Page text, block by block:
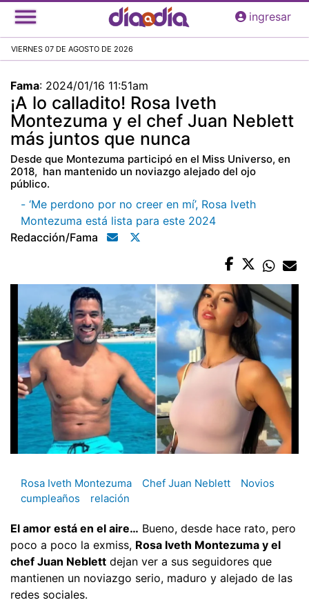
Pasar
al
principal
ingresar
VIERNES 07 DE AGOSTO DE 2026
Fama: 2024/01/16 11:51am
¡A lo calladito! Rosa Iveth
Montezuma y el chef Juan Neblett
más juntos que nunca
Desde que Montezuma participó en el Miss Universo, en
2018, han mantenido un noviazgo alejado del ojo
público.
- ‘Me perdono por no creer en mí’, Rosa Iveth
Montezuma está lista para este 2024
Redacción/fama
Rosa Iveth Montezuma Chef Juan Neblett
Novios
cumpleaños
relación
El amor está en el aire… Bueno, desde hace rato, pero
poco a poco la exmiss, Rosa Iveth Montezuma y el
chef Juan Neblett dejan ver a sus seguidores que
mantienen un noviazgo serio, maduro y alejado de las
redes sociales.